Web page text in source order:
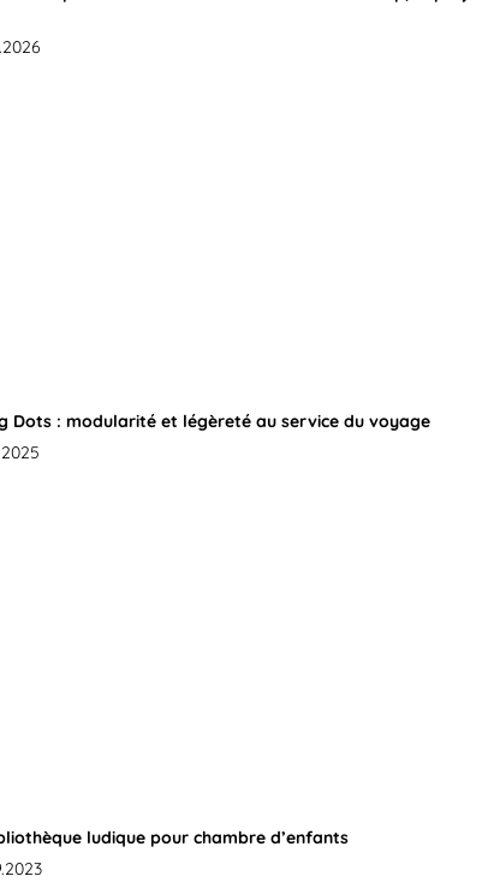
Dots : modularité et légèreté au service du voyage
ludique pour chambre d’enfants